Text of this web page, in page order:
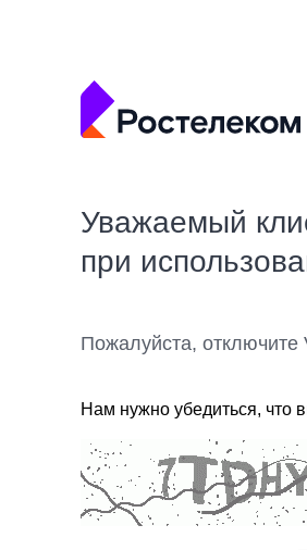
Уважаемый
при
Пожалуйста,
Нам нужно убедиться, что